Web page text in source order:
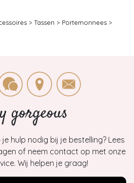
> Tassen > Portemonnees >
gorgeous
hulp nodig bij je bestelling? Lees
of neem contact op met onze
Wij helpen je graag!